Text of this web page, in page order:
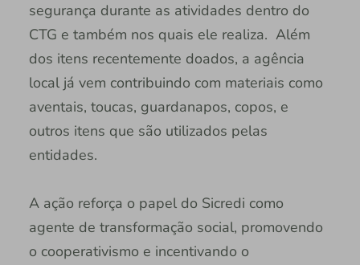
segurança durante as atividades dentro do
CTG e também nos quais ele realiza. Além
dos itens recentemente doados, a agência
local já vem contribuindo com materiais como
aventais, toucas, guardanapos, copos, e
outros itens que são utilizados pelas
entidades.
A ação reforça o papel do Sicredi como
agente de transformação social, promovendo
o cooperativismo e incentivando o